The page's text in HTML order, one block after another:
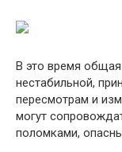
В это время
нестабильной,
пересмотрам и
могут
поломками,